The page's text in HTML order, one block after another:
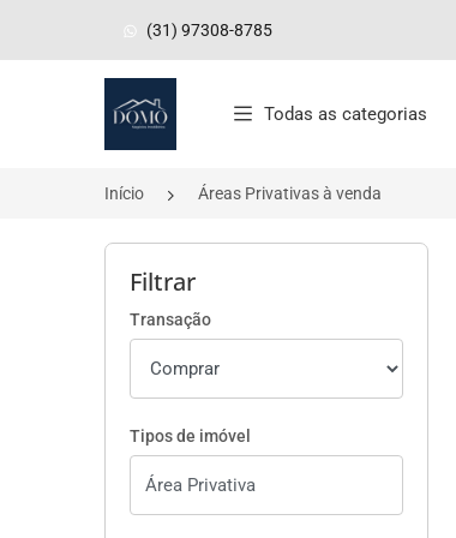
(31) 97308-8785
Página inicial
Todas as categorias
Início Áreas Privativas à venda
Filtrar
Transação
Tipos de imóvel